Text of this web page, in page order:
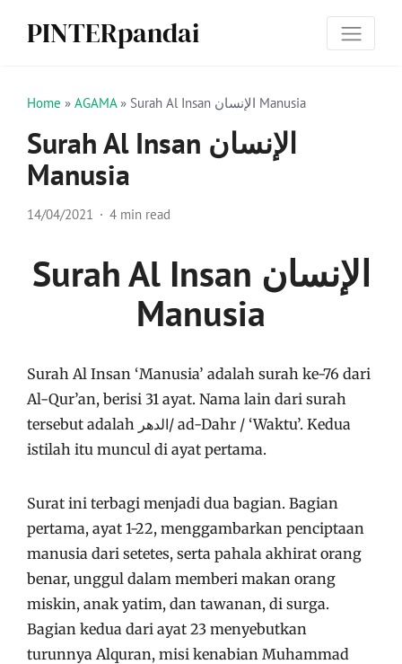
PINTERpandai
Home » AGAMA» Surah Al Insan الإنسان Manusia
Surah Al Insan الإنسان
Manusia
14/04/2021 4 min read
Surah Al Insan الإنسان
Manusia
Surah Al Insan ‘Manusia’ adalah surah ke-76 dari
Al-Qur’an, berisi 31 ayat. Nama lain dari surah
tersebut adalah الدهر/ ad-Dahr / ‘Waktu’. Kedua
istilah itu muncul di ayat pertama.
Surat ini terbagi menjadi dua bagian. Bagian
pertama, ayat 1-22, menggambarkan penciptaan
manusia dari setetes, serta pahala akhirat orang
benar, unggul dalam memberi makan orang
miskin, anak yatim, dan tawanan, di surga.
Bagian kedua dari ayat 23 menyebutkan
turunnya Alquran, misi kenabian Muhammad